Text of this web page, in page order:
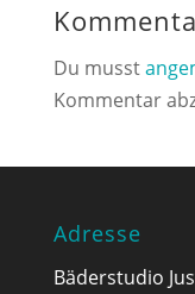
Du musst
Kommentar
Adresse
Bäderstudio